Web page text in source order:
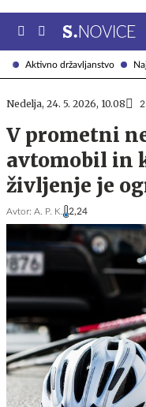
Aktivno državljanstvo
Nedelja, 24. 5. 2026, 10.08 2
V prometni
avtomobil in
življenje je
Avtor: A. P. K. 2,24